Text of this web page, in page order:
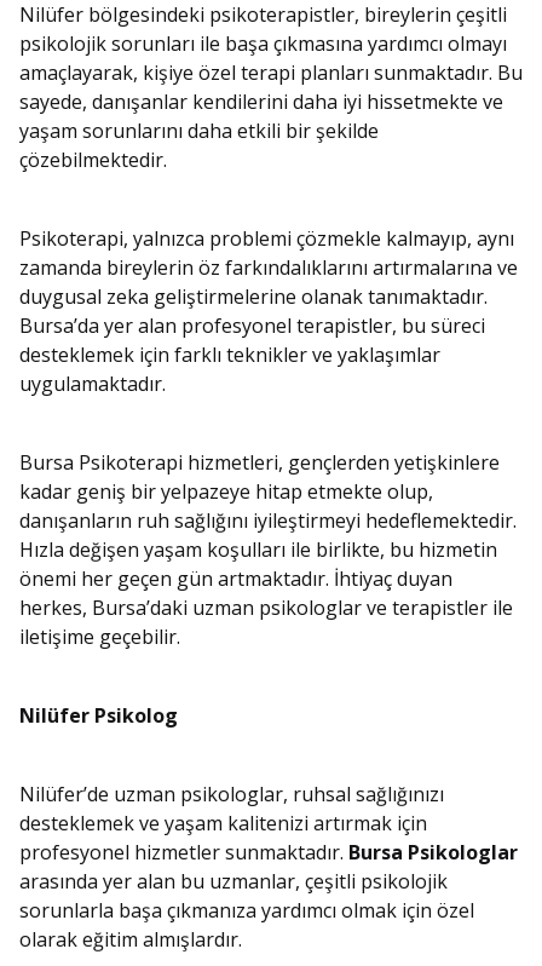
Nilüfer bölgesindeki psikoterapistler, bireylerin çeşitli
psikolojik sorunları ile başa çıkmasına yardımcı olmayı
amaçlayarak, kişiye özel terapi planları sunmaktadır. Bu
sayede, danışanlar kendilerini daha iyi hissetmekte ve
yaşam sorunlarını daha etkili bir şekilde
çözebilmektedir.
Psikoterapi, yalnızca problemi çözmekle kalmayıp, aynı
zamanda bireylerin öz farkındalıklarını artırmalarına ve
duygusal zeka geliştirmelerine olanak tanımaktadır.
Bursa’da yer alan profesyonel terapistler, bu süreci
desteklemek için farklı teknikler ve yaklaşımlar
uygulamaktadır.
Bursa Psikoterapi hizmetleri, gençlerden yetişkinlere
kadar geniş bir yelpazeye hitap etmekte olup,
danışanların ruh sağlığını iyileştirmeyi hedeflemektedir.
Hızla değişen yaşam koşulları ile birlikte, bu hizmetin
önemi her geçen gün artmaktadır. İhtiyaç duyan
herkes, Bursa’daki uzman psikologlar ve terapistler ile
iletişime geçebilir.
Nilüfer Psikolog
Nilüfer’de uzman psikologlar, ruhsal sağlığınızı
desteklemek ve yaşam kalitenizi artırmak için
profesyonel hizmetler sunmaktadır. Bursa Psikologlar
arasında yer alan bu uzmanlar, çeşitli psikolojik
sorunlarla başa çıkmanıza yardımcı olmak için özel
olarak eğitim almışlardır.